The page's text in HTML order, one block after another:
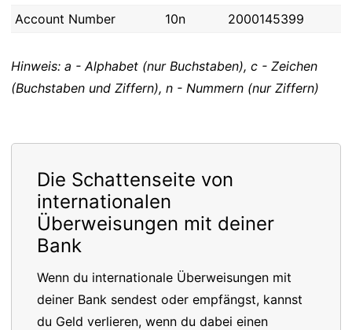
Account Number
10n 2000145399
Hinweis: a - Alphabet (nur Buchstaben), c - Zeichen
(Buchstaben und Ziffern), n - Nummern (nur Ziffern)
Die Schattenseite von
internationalen
Überweisungen mit deiner
Bank
Wenn du internationale Überweisungen mit
deiner Bank sendest oder empfängst, kannst
du Geld verlieren, wenn du dabei einen